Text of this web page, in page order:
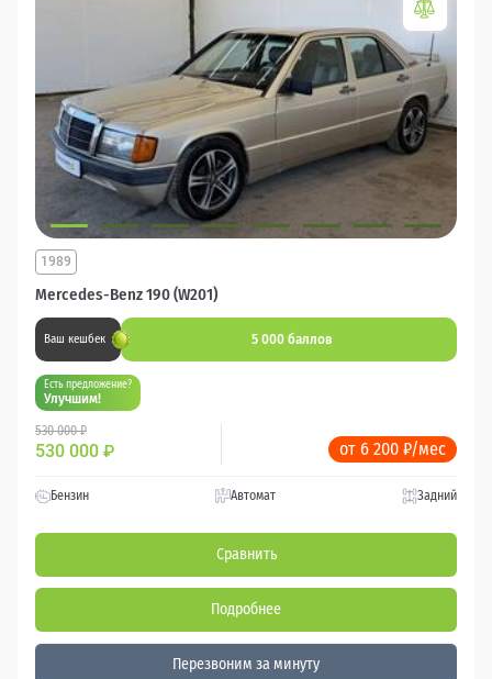
Mercedes-Benz 190 (W201)
1989
Ваш кешбек 5 000 баллов
Есть предложение?
Улучшим!
530 000 ₽
530 000 ₽ от 6 200 ₽/мес
Бензин Автомат Задний
Сравнить
Подробнее
Перезвоним за минуту